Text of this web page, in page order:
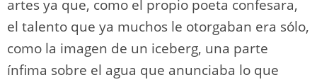
artes ya que, como el propio poeta confesara,
el talento que ya muchos le otorgaban era sólo,
como la imagen de un iceberg, una parte
ínfima sobre el agua que anunciaba lo que